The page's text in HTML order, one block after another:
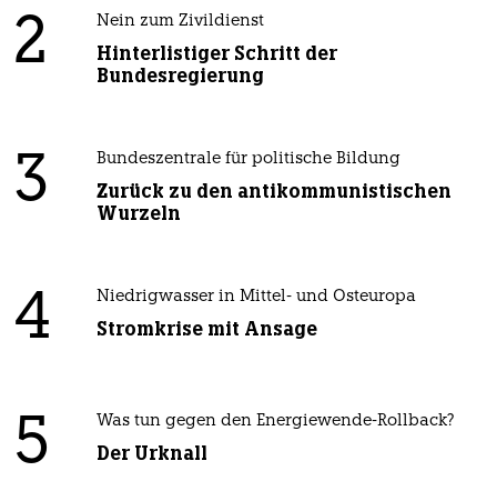
2 Nein zum Zivildienst
Hinterlistiger Schritt der
Bundesregierung
3 Bundeszentrale für politische Bildung
Zurück zu den antikommunistischen
Wurzeln
4 Niedrigwasser in Mittel- und Osteuropa
Stromkrise mit Ansage
5 Was tun gegen den Energiewende-Rollback?
Der Urknall